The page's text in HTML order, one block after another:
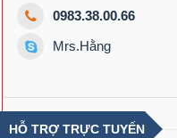
0983.38.00.66
Mrs.Hằng
HỖ TRỢ TRỰC TUYẾN